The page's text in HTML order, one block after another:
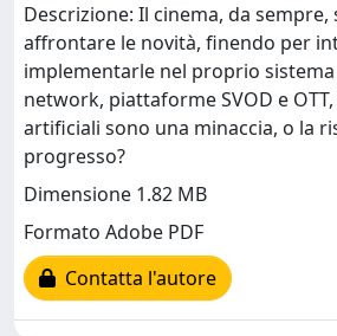
Descrizione: Il cinema, da sempre,
affrontare le novità, finendo per
implementarle nel proprio
network, piattaforme SVOD e
artificiali sono una minaccia, o la
progresso?
Dimensione 1.82 MB
Formato Adobe PDF
Contatta l'autore